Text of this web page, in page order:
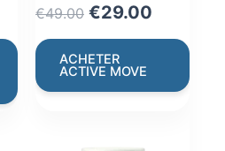
€49.00 Original
price
was:
€49.00.
€29.00
price
€29.00.
ACHETER
ACTIVE MOVE